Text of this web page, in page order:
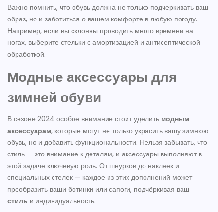
Важно помнить, что обувь должна не только подчеркивать ваш
образ, но и заботиться о вашем комфорте в любую погоду.
Например, если вы склонны проводить много времени на
ногах, выберите стельки с амортизацией и антисептической
обработкой.
Модные аксессуары для
зимней обуви
В сезоне 2024 особое внимание стоит уделить модным
аксессуарам, которые могут не только украсить вашу зимнюю
обувь, но и добавить функциональности. Нельзя забывать, что
стиль — это внимание к деталям, и аксессуары выполняют в
этой задаче ключевую роль. От шнурков до наклеек и
специальных стелек — каждое из этих дополнений может
преобразить ваши ботинки или сапоги, подчёркивая ваш
стиль и индивидуальность.